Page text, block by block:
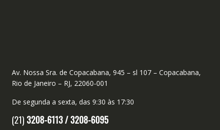
Av. Nossa Sra. de Copacabana, 945 – sl 107 – Copacabana,
Rio de Janeiro – RJ, 22060-001
De segunda a sexta, das 9:30 às 17:30
(21) 3208-6113 /3208-6095